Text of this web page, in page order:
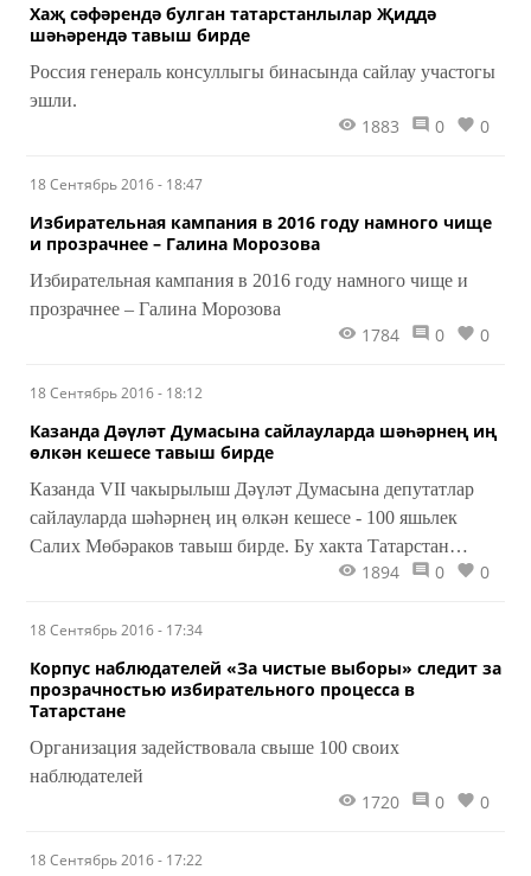
Хаҗ сәфәрендә булган татарстанлылар Җиддә
шәһәрендә тавыш бирде
Россия генераль консуллыгы бинасында сайлау участогы
эшли.
1883 0 0
18 Сентябрь 2016 - 18:47
Избирательная кампания в 2016 году намного чище
и прозрачнее – Галина Морозова
Избирательная кампания в 2016 году намного чище и
прозрачнее – Галина Морозова
1784 0 0
18 Сентябрь 2016 - 18:12
Казанда Дәүләт Думасына сайлауларда шәһәрнең иң
өлкән кешесе тавыш бирде
Казанда VII чакырылыш Дәүләт Думасына депутатлар
сайлауларда шәһәрнең иң өлкән кешесе - 100 яшьлек
Салих Мөбәраков тавыш бирде. Бу хакта Татарстан
Республикасы Үзәк сайлау комиссиясе Мәгълүмат үзәге
1894 0 0
18 Сентябрь 2016 - 17:34
Корпус наблюдателей «За чистые выборы» следит за
прозрачностью избирательного процесса в
Татарстане
Организация задействовала свыше 100 своих
наблюдателей
1720 0 0
18 Сентябрь 2016 - 17:22